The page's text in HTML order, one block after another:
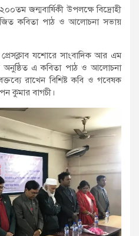
জন্মবার্ষিকী উপলক্ষে বিদ্রোহী
কবিতা পাঠ ও আলোচনা সভায়
যশোরে সাংবাদিক আর এম
এ কবিতা পাঠ ও আলোচনা
রাখেন বিশিষ্ট কবি ও গবেষক
কুমার বাগচী।